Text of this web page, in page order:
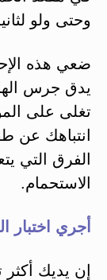
وحتى ولو
ضعي هذه
يدق جرس
تغلى على
انتباهك عن
الفرق التي
الاستحمام.
أجري اختبار
إن يديك أكثر